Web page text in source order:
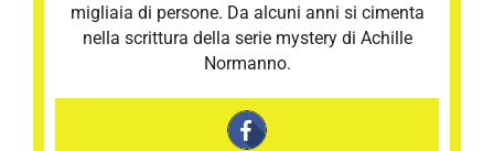
migliaia di persone. Da alcuni anni si cimenta
nella scrittura della serie mystery di Achille
Normanno.